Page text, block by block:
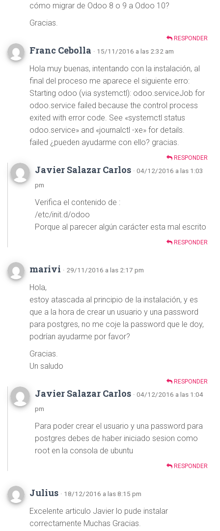
cómo migrar de Odoo 8 o 9 a Odoo 10?
Gracias.
RESPONDER
Franc Cebolla · 15/11/2016 a las 2:32 am
Hola muy buenas, intentando con la instalación, al
final del proceso me aparece el siguiente erro:
Starting odoo (via systemctl): odoo.serviceJob for
odoo.service failed because the control process
exited with error code. See «systemctl status
odoo.service» and «journalctl -xe» for details.
failed ¿pueden ayudarme con ello? gracias.
RESPONDER
Javier Salazar Carlos · 04/12/2016 a las 1:03
pm
Verifica el contenido de :
/etc/init.d/odoo
Porque al parecer algún carácter esta mal escrito
RESPONDER
marivi · 29/11/2016 a las 2:17 pm
Hola,
estoy atascada al principio de la instalación, y es
que a la hora de crear un usuario y una password
para postgres, no me coje la password que le doy,
podrían ayudarme por favor?
Gracias.
Un saludo
RESPONDER
Javier Salazar Carlos · 04/12/2016 a las 1:04
pm
Para poder crear el usuario y una password para
postgres debes de haber iniciado sesion como
root en la consola de ubuntu
RESPONDER
Julius · 18/12/2016 a las 8:15 pm
Excelente articulo Javier lo pude instalar
correctamente Muchas Gracias.